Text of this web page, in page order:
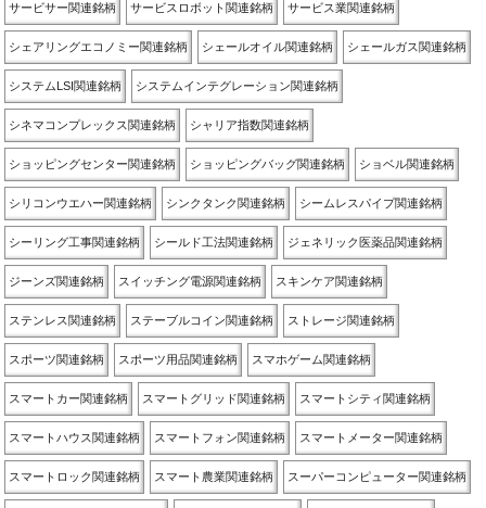
サービサー関連銘柄 サービスロボット関連銘柄 サービス業関連銘柄
シェアリングエコノミー関連銘柄 シェールオイル関連銘柄 シェールガス関連銘柄
システムLSI関連銘柄 システムインテグレーション関連銘柄
シネマコンプレックス関連銘柄 シャリア指数関連銘柄
ショッピングセンター関連銘柄 ショッピングバッグ関連銘柄 ショベル関連銘柄
シリコンウエハー関連銘柄 シンクタンク関連銘柄 シームレスパイプ関連銘柄
シーリング工事関連銘柄 シールド工法関連銘柄 ジェネリック医薬品関連銘柄
ジーンズ関連銘柄 スイッチング電源関連銘柄 スキンケア関連銘柄
ステンレス関連銘柄 ステーブルコイン関連銘柄 ストレージ関連銘柄
スポーツ関連銘柄 スポーツ用品関連銘柄 スマホゲーム関連銘柄
スマートカー関連銘柄 スマートグリッド関連銘柄 スマートシティ関連銘柄
スマートハウス関連銘柄 スマートフォン関連銘柄 スマートメーター関連銘柄
スマートロック関連銘柄 スマート農業関連銘柄 スーパーコンピューター関連銘柄